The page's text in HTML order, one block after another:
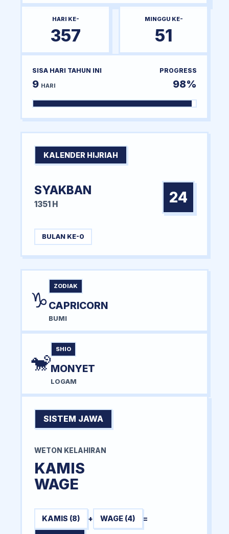
HARI KE-
357
MINGGU KE-
51
SISA HARI TAHUN INI
9 HARI
PROGRESS
98%
KALENDER HIJRIAH
SYAKBAN
1351 H 24
BULAN KE-0
♑
ZODIAK
CAPRICORN
BUMI
🐒
SHIO
MONYET
LOGAM
SISTEM JAWA
WETON KELAHIRAN
KAMIS
WAGE
KAMIS (8) + WAGE (4) =